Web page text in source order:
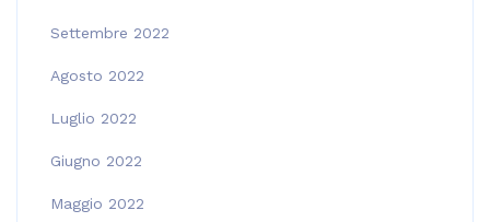
Settembre 2022
Agosto 2022
Luglio 2022
Giugno 2022
Maggio 2022